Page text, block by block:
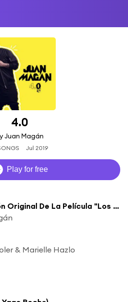
4.0
Juan Magán
Jul 2019
Play for free
Si Te Atreves (Canción Original De La Película "Los Japón")
& Marielle Hazlo